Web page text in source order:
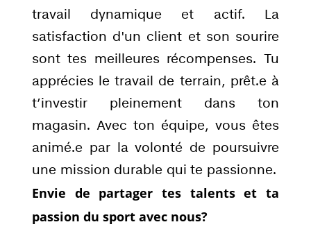
travail dynamique et actif. La
satisfaction d'un client et son sourire
sont tes meilleures récompenses. Tu
apprécies le travail de terrain, prêt.e à
t’investir pleinement dans ton
magasin. Avec ton équipe, vous êtes
animé.e par la volonté de poursuivre
une mission durable qui te passionne.
Envie de partager tes talents et ta
passion du sport avec nous?